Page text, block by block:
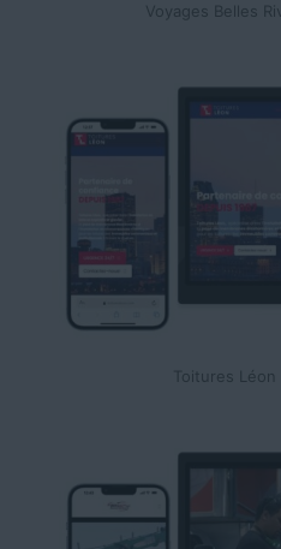
Voyages Belles
Toitures Léon